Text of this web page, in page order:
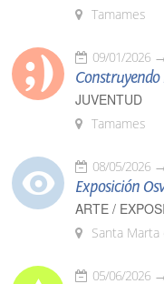
Tamames
09/01/2026
JUVENTUD
Tamames
08/05/2026
Exposición
ARTE /
Santa
05/06/2026